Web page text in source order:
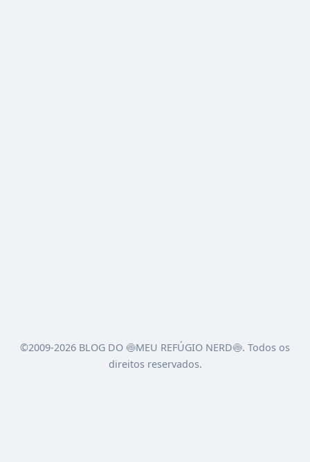
©2009-2026 BLOG DO 🍥MEU REFÚGIO NERD🍥. Todos os
direitos reservados.